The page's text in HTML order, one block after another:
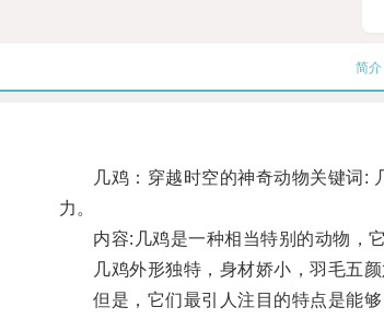
简介
几鸡：穿越时空的神奇动物关键词: 几
力。
内容:几鸡是一种相当特别的动物，它
几鸡外形独特，身材娇小，羽毛五颜
但是，它们最引人注目的特点是能够